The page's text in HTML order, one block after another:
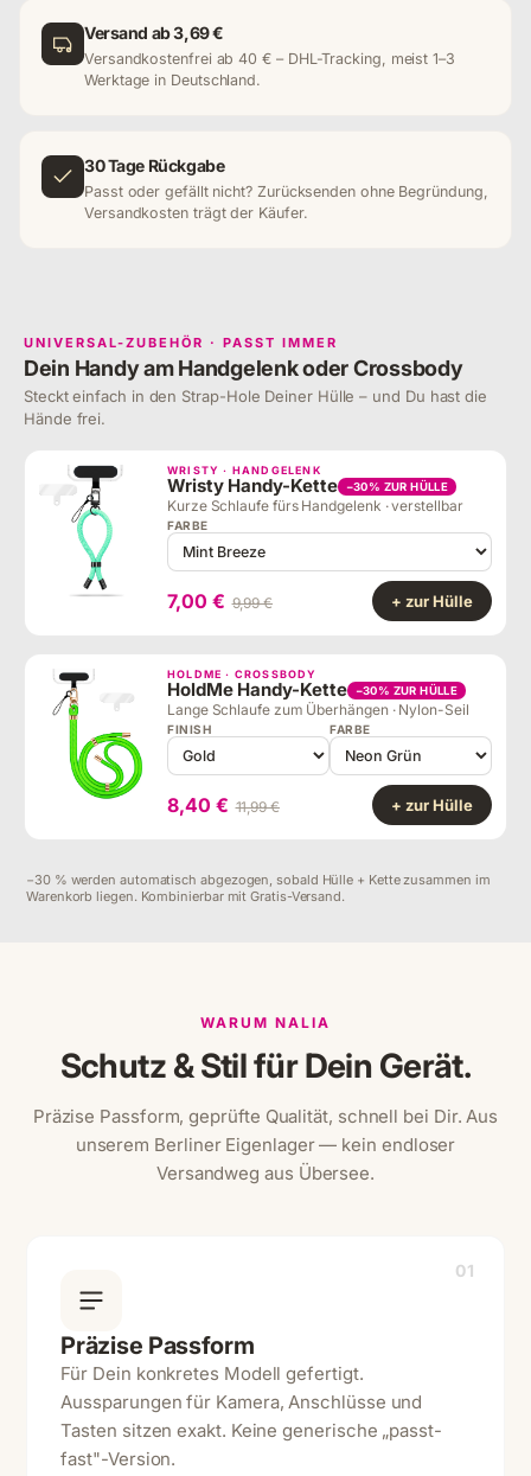
Versand ab 3,69 €
Versandkostenfrei ab 40 € – DHL-Tracking, meist 1–3
Werktage in Deutschland.
30 Tage Rückgabe
Passt oder gefällt nicht? Zurücksenden ohne Begründung,
Versandkosten trägt der Käufer.
UNIVERSAL-ZUBEHÖR · PASST IMMER
Dein Handy am Handgelenk oder Crossbody
Steckt einfach in den Strap-Hole Deiner Hülle – und Du hast die
Hände frei.
WRISTY · HANDGELENK
Wristy Handy-Kette −30% ZUR HÜLLE
Kurze Schlaufe fürs Handgelenk · verstellbar
FARBE
7,00 € 9,99 € + zur Hülle
HOLDME · CROSSBODY
HoldMe Handy-Kette −30% ZUR HÜLLE
Lange Schlaufe zum Überhängen · Nylon-Seil
FINISH FARBE
8,40 € 11,99 € + zur Hülle
−30 % werden automatisch abgezogen, sobald Hülle + Kette zusammen im
Warenkorb liegen. Kombinierbar mit Gratis-Versand.
WARUM NALIA
Schutz & Stil für Dein Gerät.
Präzise Passform, geprüfte Qualität, schnell bei Dir. Aus
unserem Berliner Eigenlager — kein endloser
Versandweg aus Übersee.
01
Präzise Passform
Für Dein konkretes Modell gefertigt.
Aussparungen für Kamera, Anschlüsse und
Tasten sitzen exakt. Keine generische „passt-
fast"-Version.